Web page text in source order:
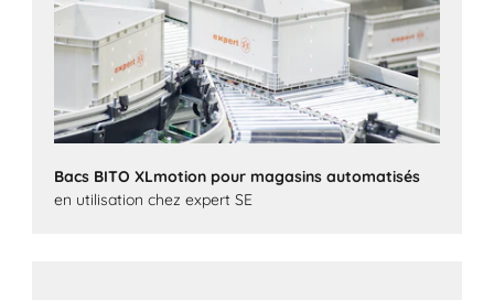
Bacs BITO XLmotion pour magasins automatisés
en utilisation chez expert SE